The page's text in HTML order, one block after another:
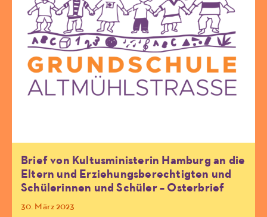
Brief von Kultusministerin Hamburg an die
Eltern und Erziehungsberechtigten und
Schülerinnen und Schüler – Osterbrief
30. März 2023